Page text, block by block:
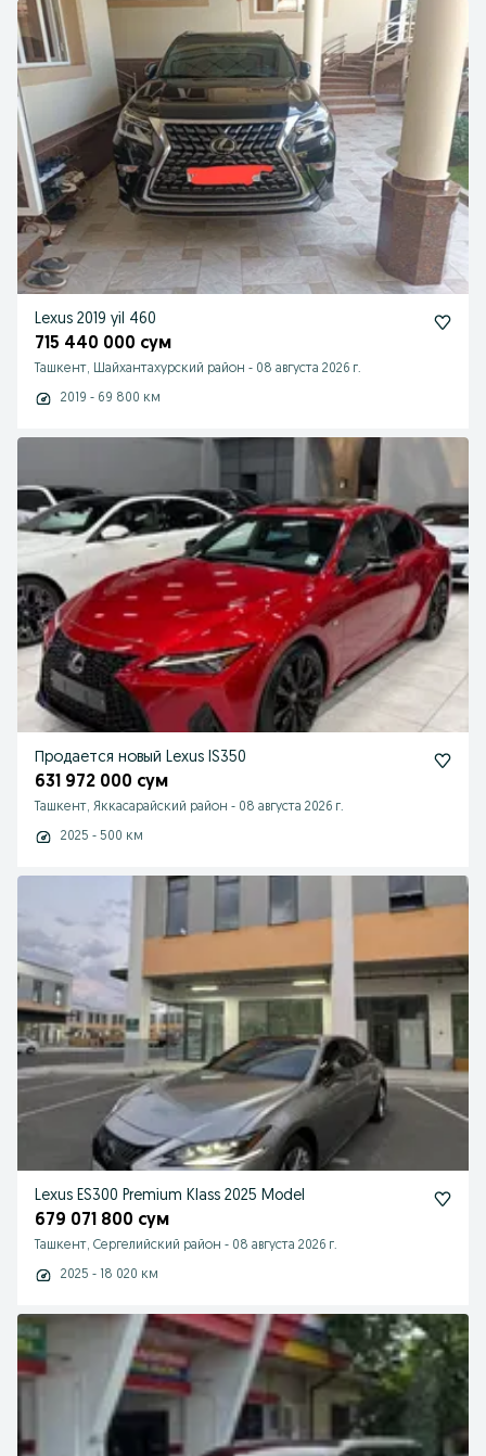
Lexus 2019 yil 460
715 440 000 сум
Ташкент, Шайхантахурский район - 08 августа 2026 г.
2019 - 69 800 км
Продается новый Lexus IS350
631 972 000 сум
Ташкент, Яккасарайский район - 08 августа 2026 г.
2025 - 500 км
Lexus ES300 Premium Klass 2025 Model
679 071 800 сум
Ташкент, Сергелийский район - 08 августа 2026 г.
2025 - 18 020 км